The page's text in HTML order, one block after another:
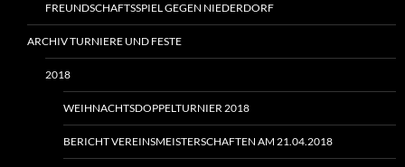
FREUNDSCHAFTSSPIEL GEGEN NIEDERDORF
ARCHIV TURNIERE UND FESTE
2018
WEIHNACHTSDOPPELTURNIER 2018
BERICHT VEREINSMEISTERSCHAFTEN AM 21.04.2018